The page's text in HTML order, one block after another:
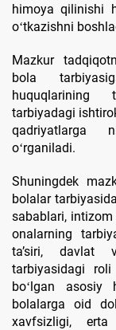
himoya qilinishi
oʻtkazishni
Mazkur
bola
huquqlarining
tarbiyadagi
qadriyatlarga
oʻrganiladi.
Shuningdek
bolalar
sabablari,
onalarning
taʼsiri, davlat
tarbiyasidagi
boʻlgan asosiy
bolalarga oid
xavfsizligi,